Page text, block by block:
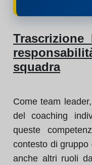
Trascrizione
squadra
Come team
del coaching
queste
contesto di gruppo
anche altri ruoli